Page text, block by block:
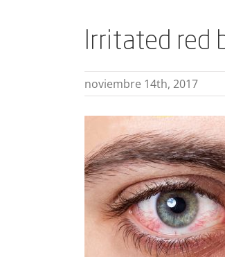
Irritated red
noviembre 14th, 2017